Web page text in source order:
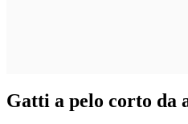
Gatti a pelo corto da